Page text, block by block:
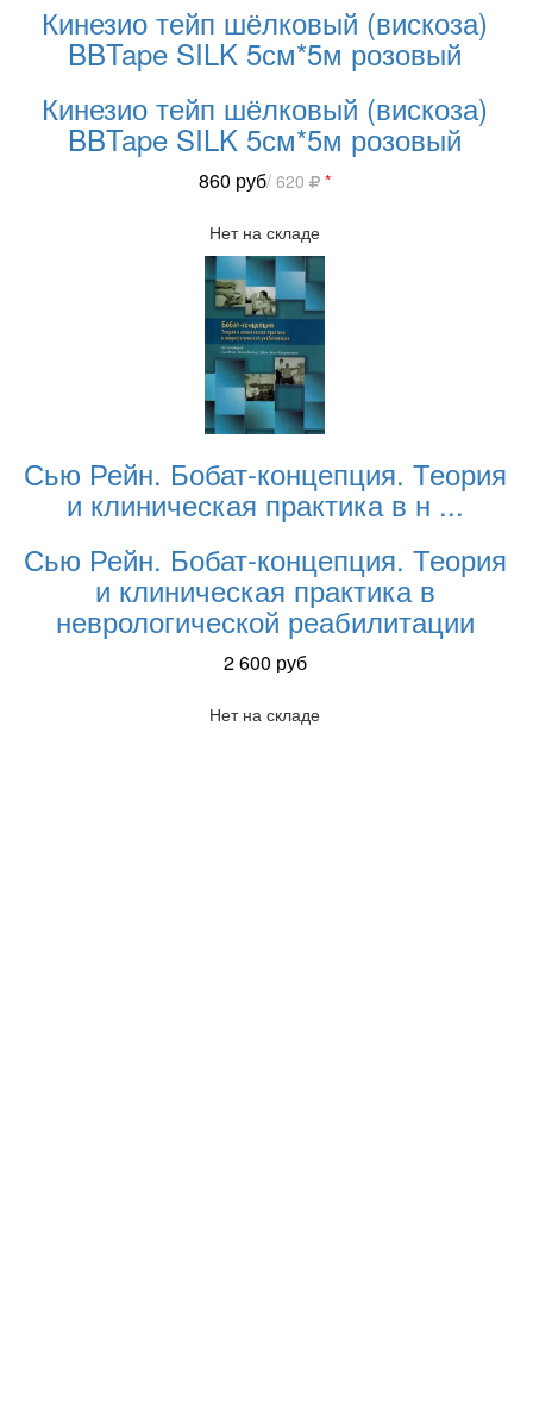
Кинезио тейп шёлковый (вискоза)
BBTape SILK 5см*5м розовый
Кинезио тейп шёлковый (вискоза)
BBTape SILK 5см*5м розовый
860 руб/ 620 *
Нет на складе
Сью Рейн. Бобат-концепция. Теория
и клиническая практика в н ...
Сью Рейн. Бобат-концепция. Теория
и клиническая практика в
неврологической реабилитации
2 600 руб
Нет на складе